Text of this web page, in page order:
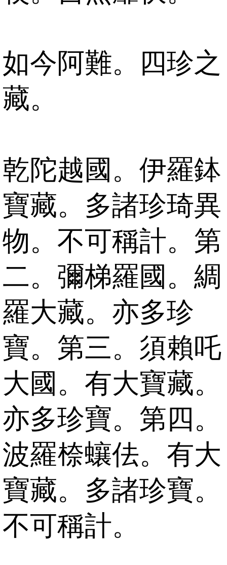
如今阿難。四珍之
藏。
乾陀越國。伊羅鉢
寶藏。多諸珍琦異
物。不可稱計。第
二。彌梯羅國。綢
羅大藏。亦多珍
寶。第三。須賴吒
大國。有大寶藏。
亦多珍寶。第四。
波羅㮈蠰佉。有大
寶藏。多諸珍寶。
不可稱計。